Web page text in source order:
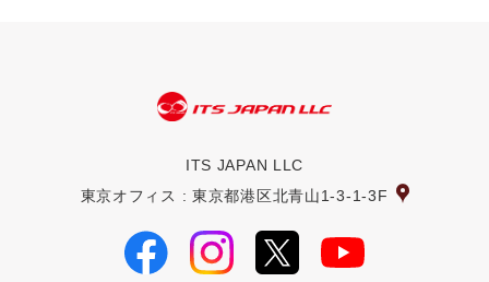
ITS JAPAN LLC
東京オフィス : 東京都港区北青山1-3-1-3F